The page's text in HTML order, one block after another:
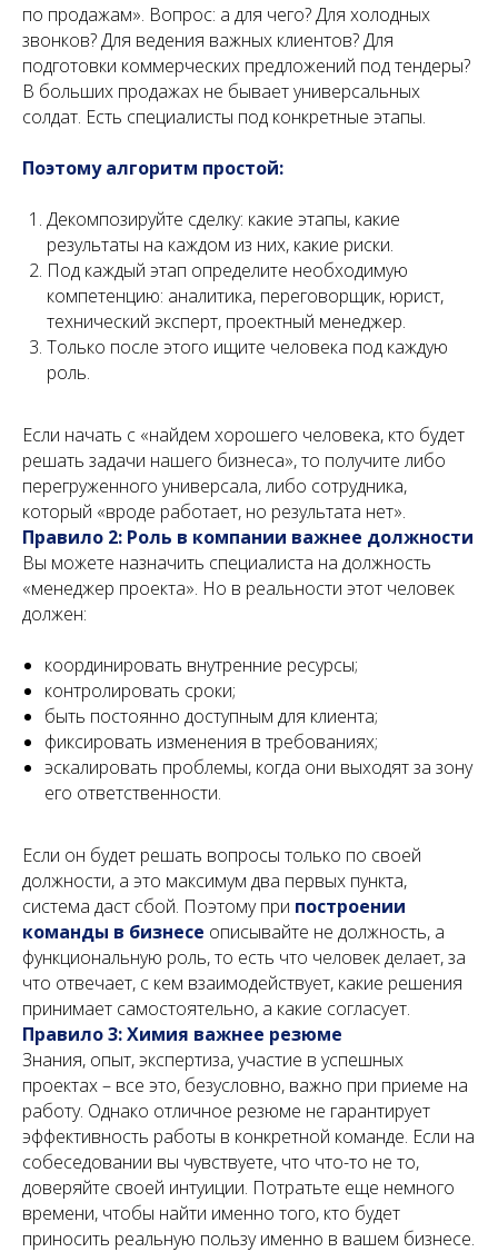
по продажам». Вопрос: а для чего? Для холодных
звонков? Для ведения важных клиентов? Для
подготовки коммерческих предложений под тендеры?
В больших продажах не бывает универсальных
солдат. Есть специалисты под конкретные этапы.
Поэтому алгоритм простой:
Декомпозируйте сделку: какие этапы, какие
результаты на каждом из них, какие риски.
Под каждый этап определите необходимую
компетенцию: аналитика, переговорщик, юрист,
технический эксперт, проектный менеджер.
Только после этого ищите человека под каждую
роль.
Если начать с «найдем хорошего человека, кто будет
решать задачи нашего бизнеса», то получите либо
перегруженного универсала, либо сотрудника,
который «вроде работает, но результата нет».
Правило 2: Роль в компании важнее должности
Вы можете назначить специалиста на должность
«менеджер проекта». Но в реальности этот человек
должен:
координировать внутренние ресурсы;
контролировать сроки;
быть постоянно доступным для клиента;
фиксировать изменения в требованиях;
эскалировать проблемы, когда они выходят за зону
его ответственности.
Если он будет решать вопросы только по своей
должности, а это максимум два первых пункта,
система даст сбой. Поэтому при построении
команды в бизнесе описывайте не должность, а
функциональную роль, то есть что человек делает, за
что отвечает, с кем взаимодействует, какие решения
принимает самостоятельно, а какие согласует.
Правило 3: Химия важнее резюме
Знания, опыт, экспертиза, участие в успешных
проектах – все это, безусловно, важно при приеме на
работу. Однако отличное резюме не гарантирует
эффективность работы в конкретной команде. Если на
собеседовании вы чувствуете, что что-то не то,
доверяйте своей интуиции. Потратьте еще немного
времени, чтобы найти именно того, кто будет
приносить реальную пользу именно в вашем бизнесе.